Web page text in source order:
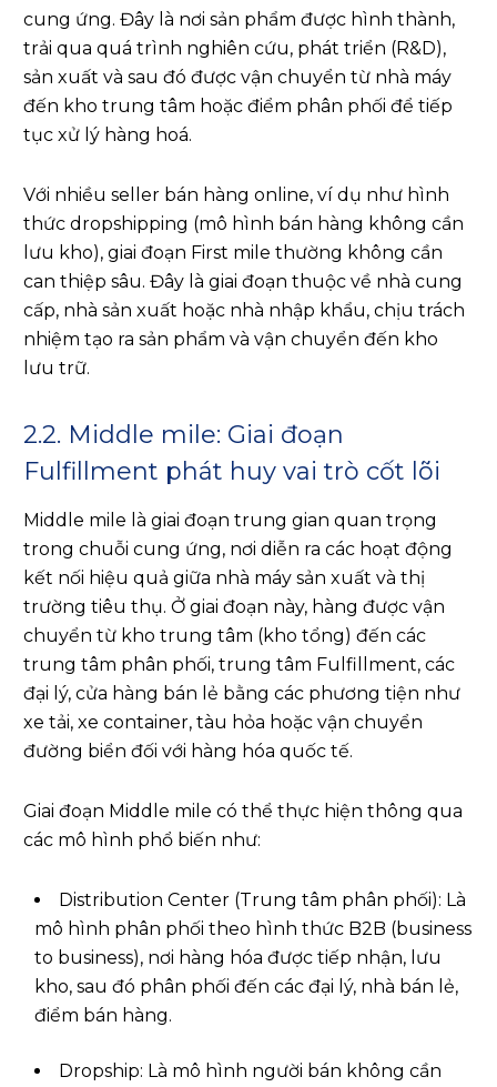
cung ứng. Đây là nơi sản phẩm được hình thành,
trải qua quá trình nghiên cứu, phát triển (R&D),
sản xuất và sau đó được vận chuyển từ nhà máy
đến kho trung tâm hoặc điểm phân phối để tiếp
tục xử lý hàng hoá.
Với nhiều seller bán hàng online, ví dụ như hình
thức dropshipping (mô hình bán hàng không cần
lưu kho), giai đoạn First mile thường không cần
can thiệp sâu. Đây là giai đoạn thuộc về nhà cung
cấp, nhà sản xuất hoặc nhà nhập khẩu, chịu trách
nhiệm tạo ra sản phẩm và vận chuyển đến kho
lưu trữ.
2.2. Middle mile: Giai đoạn
Fulfillment phát huy vai trò cốt lõi
Middle mile là giai đoạn trung gian quan trọng
trong chuỗi cung ứng, nơi diễn ra các hoạt động
kết nối hiệu quả giữa nhà máy sản xuất và thị
trường tiêu thụ. Ở giai đoạn này, hàng được vận
chuyển từ kho trung tâm (kho tổng) đến các
trung tâm phân phối, trung tâm Fulfillment, các
đại lý, cửa hàng bán lẻ bằng các phương tiện như
xe tải, xe container, tàu hỏa hoặc vận chuyển
đường biển đối với hàng hóa quốc tế.
Giai đoạn Middle mile có thể thực hiện thông qua
các mô hình phổ biến như:
Distribution Center (Trung tâm phân phối): Là
mô hình phân phối theo hình thức B2B (business
to business), nơi hàng hóa được tiếp nhận, lưu
kho, sau đó phân phối đến các đại lý, nhà bán lẻ,
điểm bán hàng.
Dropship: Là mô hình người bán không cần